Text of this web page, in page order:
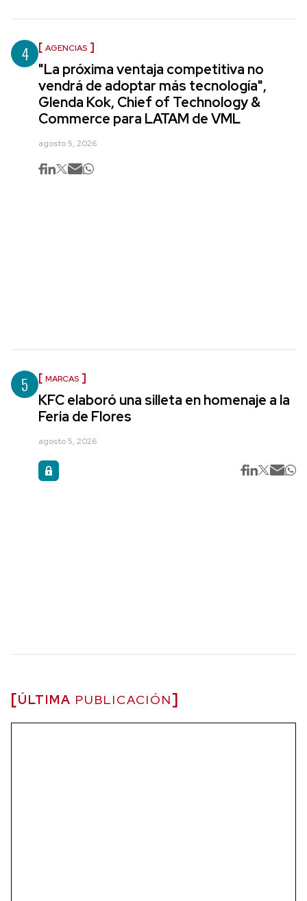
4 AGENCIAS
"La próxima ventaja competitiva no
vendrá de adoptar más tecnología",
Glenda Kok, Chief of Technology &
Commerce para LATAM de VML
agosto 5, 2026
5 MARCAS
KFC elaboró una silleta en homenaje a la
Feria de Flores
agosto 5, 2026
ÚLTIMA PUBLICACIÓN